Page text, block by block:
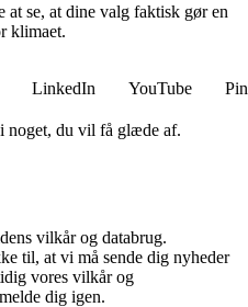
at se, at dine valg faktisk gør en
klimaet.
LinkedIn YouTube
noget, du vil få glæde af.
vilkår og databrug.
til, at vi må sende dig nyheder
vores vilkår og
dig igen.